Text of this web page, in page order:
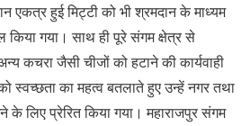
एकत्र हुई मिट्टी को भी श्रमदान के माध्यम
गया। साथ ही पूरे संगम क्षेत्र से
कचरा जैसी चीजों को हटाने की कार्यवाही
स्वच्छता का महत्व बतलाते हुए उन्हें नगर तथा
के लिए प्रेरित किया गया। महाराजपुर संगम